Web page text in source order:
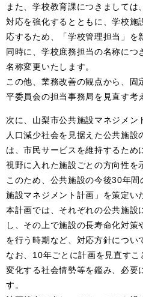
また、学校教育課につきまして
対応を強化するとともに、学校施
応するため、「学校管理担当」を
同時に、学校庶務担当の名称につ
名称変更いたします。
この他、業務改善の観点から、
平委員会の担当事務局を見直す考
次に、山梨市公共施設マネジメン
人口減少社会を見据えた公共施設
は、市民サービスを維持するため
視野に入れた施設ごとの方向性を
このため、公共施設の今後30年
施設マネジメント計画」を策定い
本計画では、それぞれの公共施設
し、その上で施設の長寿命化対
を行う時期など、対応方針につい
なお、10年ごとに計画を見直す
変化する社会情勢等を鑑み、必要
す。